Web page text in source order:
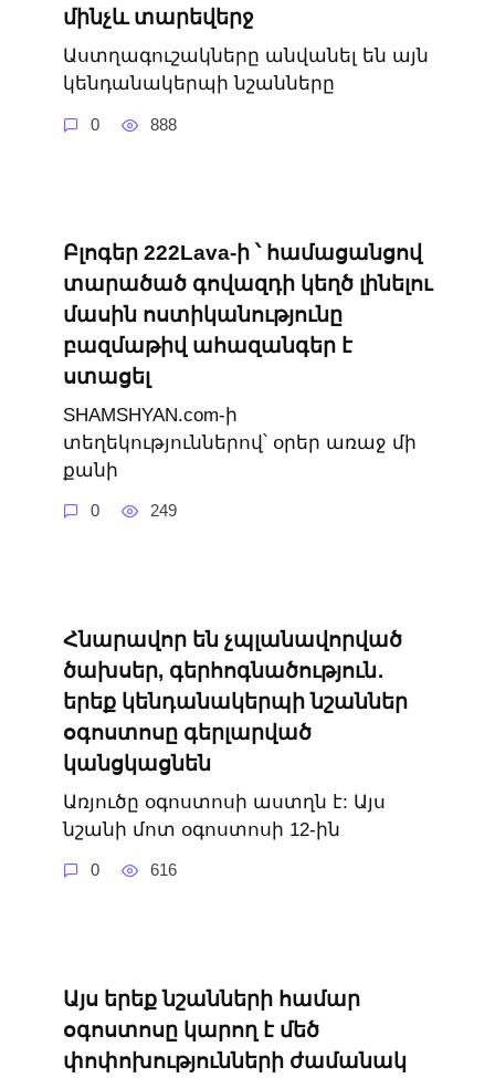
մինչև տարեվերջ
Աստղագուշակները անվանել են այն
կենդանակերպի նշանները
0 888
Բլոգեր 222Lava-ի ՝ համացանցով
տարածած գովազդի կեղծ լինելու
մասին ոստիկանությունը
բազմաթիվ ահազանգեր է
ստացել
SHAMSHYAN.com-ի
տեղեկություններով՝ օրեր առաջ մի
քանի
0 249
Հնարավոր են չպլանավորված
ծախսեր, գերհոգնածություն․
երեք կենդանակերպի նշաններ
օգոստոսը գերլարված
կանցկացնեն
Առյուծը օգոստոսի աստղն է: Այս
նշանի մոտ օգոստոսի 12-ին
0 616
Այս երեք նշանների համար
օգոստոսը կարող է մեծ
փոփոխությունների ժամանակ